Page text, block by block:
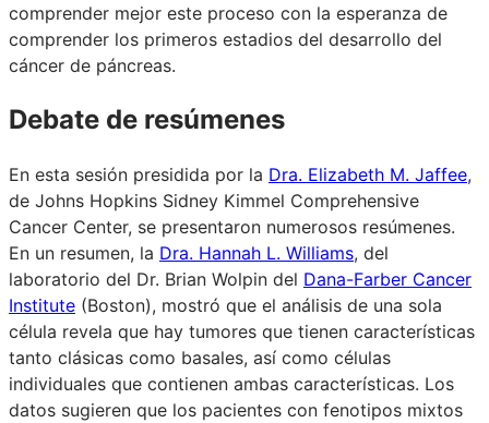
comprender mejor este proceso con la esperanza de
comprender los primeros estadios del desarrollo del
cáncer de páncreas.
Debate de resúmenes
En esta sesión presidida por la Dra. Elizabeth M. Jaffee,
de Johns Hopkins Sidney Kimmel Comprehensive
Cancer Center, se presentaron numerosos resúmenes.
En un resumen, la Dra. Hannah L. Williams, del
laboratorio del Dr. Brian Wolpin del Dana-Farber Cancer
Institute (Boston), mostró que el análisis de una sola
célula revela que hay tumores que tienen características
tanto clásicas como basales, así como células
individuales que contienen ambas características. Los
datos sugieren que los pacientes con fenotipos mixtos